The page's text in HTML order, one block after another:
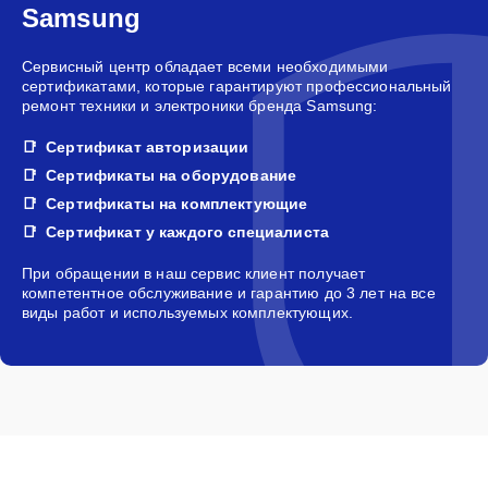
Samsung
Сервисный центр обладает всеми необходимыми
сертификатами, которые гарантируют профессиональный
ремонт техники и электроники бренда Samsung:
Сертификат авторизации
Сертификаты на оборудование
Сертификаты на комплектующие
Сертификат у каждого специалиста
При обращении в наш сервис клиент получает
компетентное обслуживание и гарантию до 3 лет на все
виды работ и используемых комплектующих.